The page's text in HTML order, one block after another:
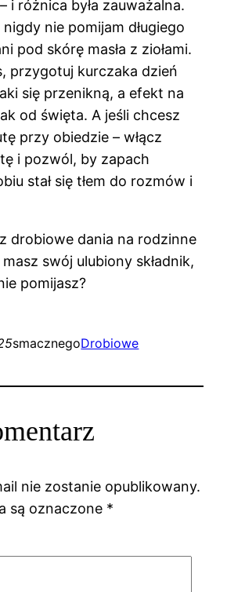
i różnica była zauważalna.
nie pomijam długiego
pod skórę masła z ziołami.
przygotuj kurczaka dzień
się przenikną, a efekt na
od święta. A jeśli chcesz
przy obiedzie – włącz
i pozwól, by zapach
stał się tłem do rozmów i
drobiowe dania na rodzinne
swój ulubiony składnik,
pomijasz?
smacznegoDrobiowe
nie zostanie opublikowany.
są oznaczone *